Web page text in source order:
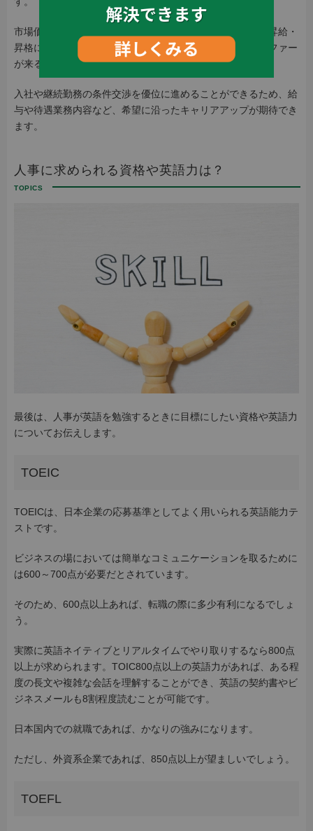
市場価値、つまり希少価値の高い人材となれば、社内での昇給・
昇格につながるだけでなく、転職時にも多くの企業からオファー
が来ることになるでしょう。
入社や継続勤務の条件交渉を優位に進めることができるため、給
与や待遇業務内容など、希望に沿ったキャリアアップが期待でき
ます。
人事に求められる資格や英語力は？
最後は、人事が英語を勉強するときに目標にしたい資格や英語力
についてお伝えします。
TOEIC
TOEICは、日本企業の応募基準としてよく用いられる英語能力テ
ストです。
ビジネスの場においては簡単なコミュニケーションを取るために
は600～700点が必要だとされています。
そのため、600点以上あれば、転職の際に多少有利になるでしょ
う。
実際に英語ネイティブとリアルタイムでやり取りするなら800点
以上が求められます。TOIC800点以上の英語力があれば、ある程
度の長文や複雑な会話を理解することができ、英語の契約書やビ
ジネスメールも8割程度読むことが可能です。
日本国内での就職であれば、かなりの強みになります。
ただし、外資系企業であれば、850点以上が望ましいでしょう。
TOEFL